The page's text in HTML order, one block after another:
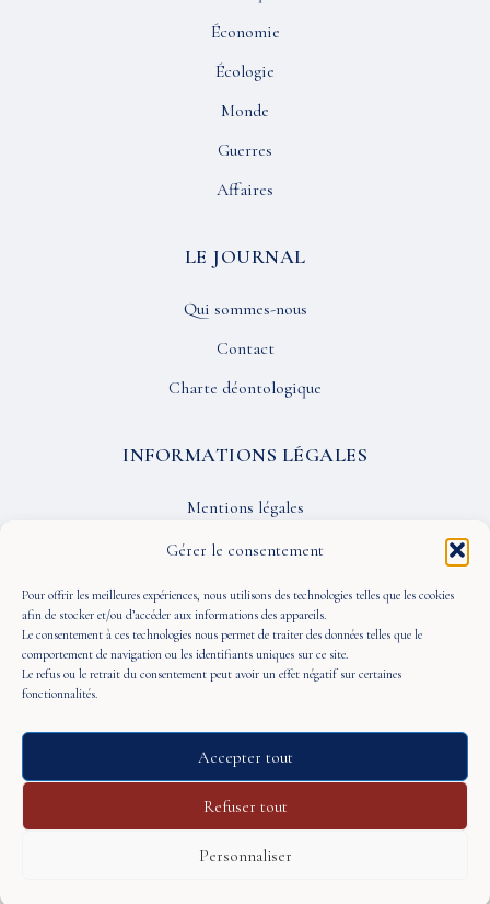
Gérer le consentement
Pour offrir les meilleures expériences, nous utilisons des technologies telles que les cookies
afin de stocker et/ou d’accéder aux informations des appareils.
Le consentement à ces technologies nous permet de traiter des données telles que le
comportement de navigation ou les identifiants uniques sur ce site.
Le refus ou le retrait du consentement peut avoir un effet négatif sur certaines
fonctionnalités.
Accepter tout
Refuser tout
Personnaliser
Économie
Écologie
Monde
Guerres
Affaires
LE JOURNAL
Qui sommes-nous
Contact
Charte déontologique
INFORMATIONS LÉGALES
Mentions légales
Confidentialité
CGU
SUIVEZ-NOUS
© 2026 À Portée de Vue — Tous droits réservés